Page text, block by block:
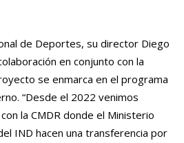
de Deportes, su director Diego
en conjunto con la
se enmarca en el programa
“Desde el 2022 venimos
la CMDR donde el Ministerio
IND hacen una transferencia por